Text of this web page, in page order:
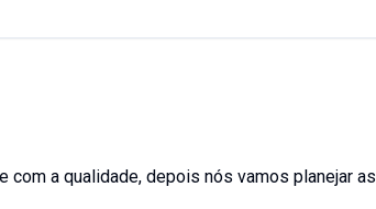
com a qualidade, depois nós vamos planejar as